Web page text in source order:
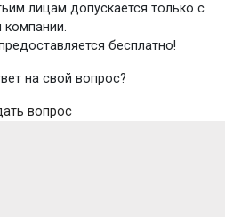
лицам допускается только с
компании.
бесплатно!
на свой вопрос?
вопрос